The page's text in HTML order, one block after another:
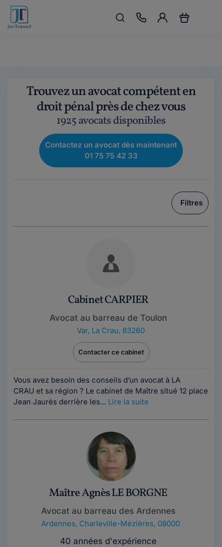
Trouvez un avocat compétent en
droit pénal près de chez vous
1925 avocats disponibles
Contactez un avocat dès maintenant
01 75 75 42 33
Filtres
Cabinet CARPIER
Avocat au barreau de Toulon
Var, La Crau, 83260
Contacter ce cabinet
Vous avez besoin des conseils d’un avocat à LA
CRAU et sa région ? Le cabinet de Maître situé 12 place
Jean Jaurès derrière les... Lire la suite
Maître Agnès LE BORGNE
Avocat au barreau des Ardennes
Ardennes, Charleville-Mézières, 08000
40 années d'expérience